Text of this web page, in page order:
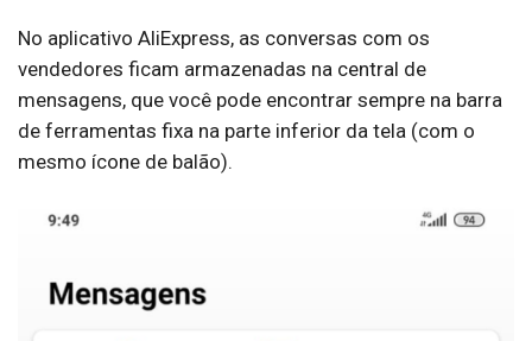
No aplicativo AliExpress, as conversas com os
vendedores ficam armazenadas na central de
mensagens, que você pode encontrar sempre na barra
de ferramentas fixa na parte inferior da tela (com o
mesmo ícone de balão).